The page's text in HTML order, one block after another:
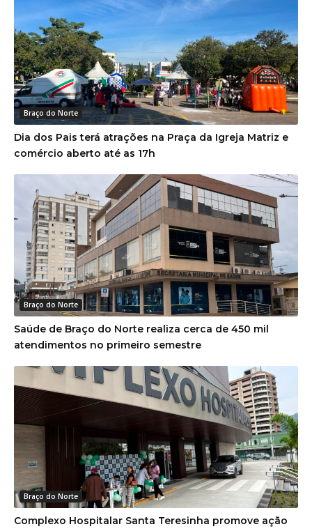
Braço do Norte
Dia dos Pais terá atrações na Praça da Igreja Matriz e
comércio aberto até as 17h
Braço do Norte
Saúde de Braço do Norte realiza cerca de 450 mil
atendimentos no primeiro semestre
Braço do Norte
Complexo Hospitalar Santa Teresinha promove ação